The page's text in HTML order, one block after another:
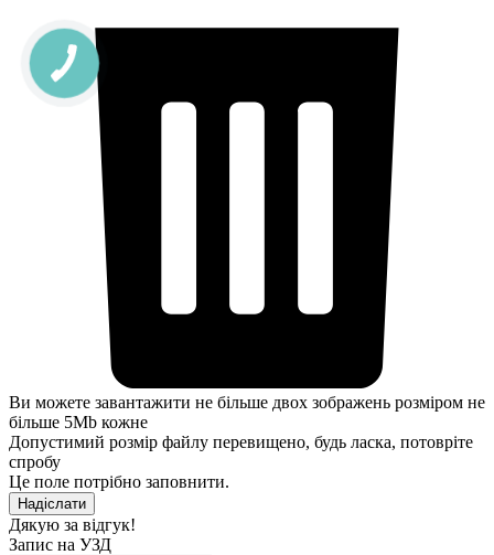
Ви можете завантажити не більше двох зображень розміром не
більше 5Mb кожне
Допустимий розмір файлу перевищено, будь ласка, потовріте
спробу
Це поле потрібно заповнити.
Надіслати
Дякую за відгук!
Запис на УЗД